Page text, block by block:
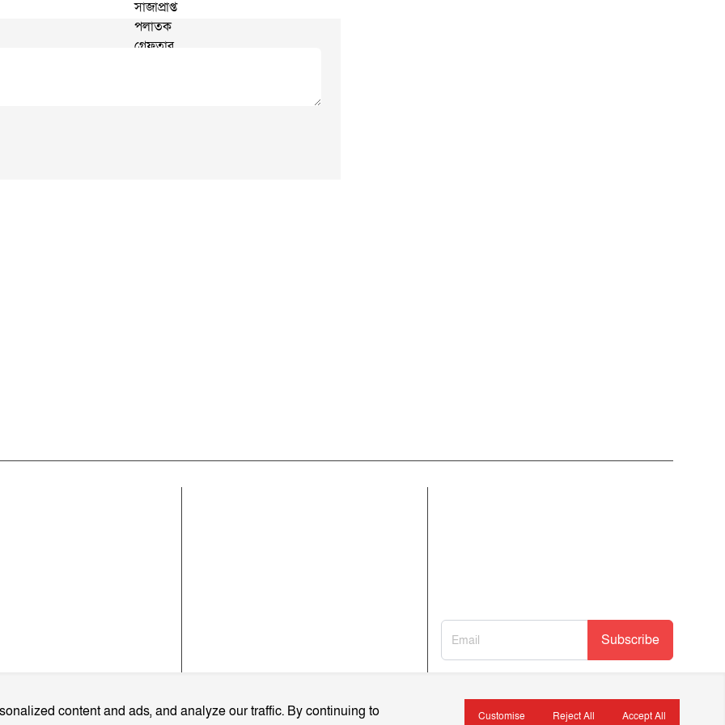
বিজ্ঞাপন প্যাকেজ
Subscribe
content and ads, and analyze our traffic. By continuing to
Customise Reject All Accept All